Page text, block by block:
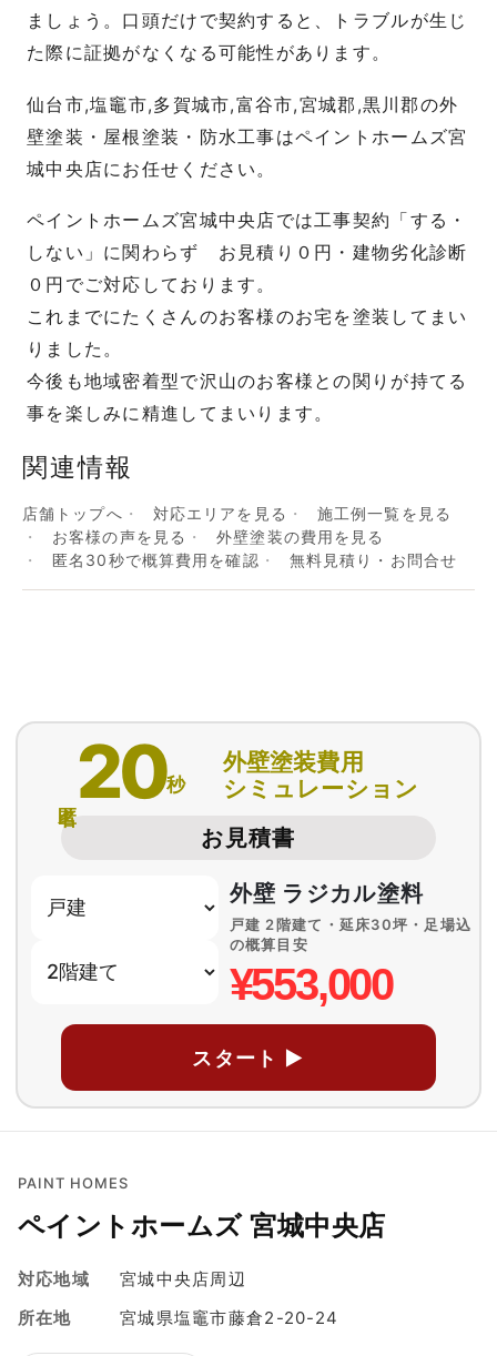
ましょう。口頭だけで契約すると、トラブルが生じ
た際に証拠がなくなる可能性があります。
仙台市,塩竈市,多賀城市,富谷市,宮城郡,黒川郡の外
壁塗装・屋根塗装・防水工事はペイントホームズ宮
城中央店にお任せください。
ペイントホームズ宮城中央店では工事契約「する・
しない」に関わらず お見積り０円・建物劣化診断
０円でご対応しております。
これまでにたくさんのお客様のお宅を塗装してまい
りました。
今後も地域密着型で沢山のお客様との関りが持てる
事を楽しみに精進してまいります。
関連情報
店舗トップへ 対応エリアを見る
施工例一覧を見る
お客様の声を見る
外壁塗装の費用を見る
匿名30秒で概算費用を確認
無料見積り・お問合せ
20秒
外壁塗装費用
シミュレーション
お見積書
外壁 ラジカル塗料
戸建 2階建て・延床30坪・足場込
の概算目安
¥553,000
スタート ▶
PAINT HOMES
ペイントホームズ 宮城中央店
対応地域
宮城中央店周辺
所在地
宮城県塩竈市藤倉2-20-24